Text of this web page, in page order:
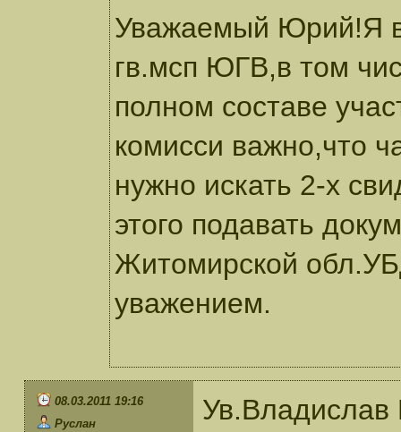
Уважаемый Юрий!Я
гв.мсп ЮГВ,в том
полном составе
комисси важно,что
нужно искать 2-х
этого подавать
Житомирской
уважением.
08.03.2011 19:16
Руслан
Ув.Владислав